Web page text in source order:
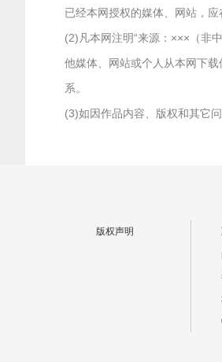
已经本网授权的媒体、网站，
(2)凡本网注明“来源：×××（非
他媒体、网站或个人从本网下
系。
(3)如因作品内容、版权和其它
版权声明